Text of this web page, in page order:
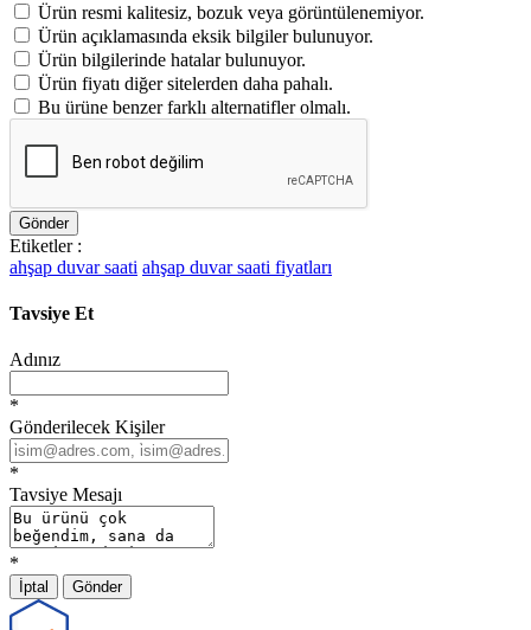
Ürün resmi kalitesiz, bozuk veya görüntülenemiyor.
Ürün açıklamasında eksik bilgiler bulunuyor.
Ürün bilgilerinde hatalar bulunuyor.
Ürün fiyatı diğer sitelerden daha pahalı.
Bu ürüne benzer farklı alternatifler olmalı.
Gönder
Etiketler :
ahşap duvar saati ahşap duvar saati fiyatları
Tavsiye Et
Adınız
*
Gönderilecek Kişiler
*
Tavsiye Mesajı
*
İptal Gönder